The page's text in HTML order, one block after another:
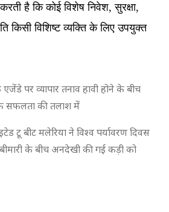
है कि कोई विशेष निवेश, सुरक्षा,
किसी विशिष्ट व्यक्ति के लिए उपयुक्त
पर व्यापार तनाव हावी होने के बीच
सफलता की तलाश में
टू बीट मलेरिया ने विश्व पर्यावरण दिवस
के बीच अनदेखी की गई कड़ी को